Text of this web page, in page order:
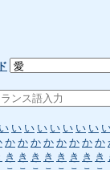
い い い い い い い い
か か か か か か か か
き き き き き き き き